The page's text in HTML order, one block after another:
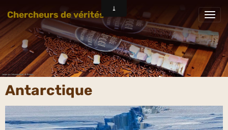
Chercheurs de vérités
Antarctique